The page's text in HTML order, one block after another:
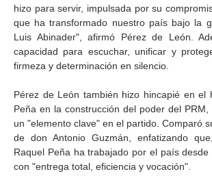
hizo para servir, impulsada por su
que ha transformado nuestro país bajo la
Luis Abinader", afirmó Pérez de León.
capacidad para escuchar, unificar y
firmeza y determinación en silencio.
Pérez de León también hizo hincapié en el
Peña en la construcción del poder del PRM,
un "elemento clave" en el partido. Comparó
de don Antonio Guzmán, enfatizando
Raquel Peña ha trabajado por el país
con "entrega total, eficiencia y vocación".